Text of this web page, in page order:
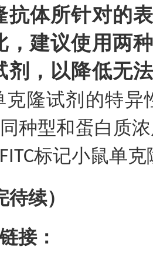
抗体所针对的
，建议使用两
剂，以降低无
克隆试剂的特异
种型和蛋白质
FITC标记小鼠单克
待续）
接：